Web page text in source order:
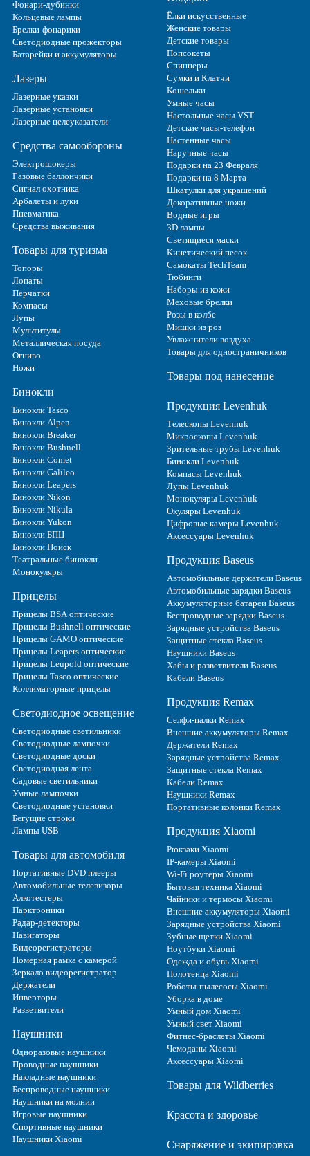
Фонари-дубинки
Кольцевые лампы
Брелки-фонарики
Светодиодные прожекторы
Батарейки и аккумуляторы
Лазеры
Лазерные указки
Лазерные установки
Лазерные целеуказатели
Средства самообороны
Электрошокеры
Газовые баллончики
Сигнал охотника
Арбалеты и луки
Пневматика
Средства выживания
Товары для туризма
Топоры
Лопаты
Перчатки
Компасы
Лупы
Мультитулы
Металлическая посуда
Огниво
Ножи
Бинокли
Бинокли Tasco
Бинокли Alpen
Бинокли Breaker
Бинокли Bushnell
Бинокли Comet
Бинокли Galileo
Бинокли Leapers
Бинокли Nikon
Бинокли Nikula
Бинокли Yukon
Бинокли БПЦ
Бинокли Поиск
Театральные бинокли
Монокуляры
Прицелы
Прицелы BSA оптические
Прицелы Bushnell оптические
Прицелы GAMO оптические
Прицелы Leapers оптические
Прицелы Leupold оптические
Прицелы Tasco оптические
Коллиматорные прицелы
Светодиодное освещение
Светодиодные светильники
Светодиодные лампочки
Светодиодные доски
Светодиодная лента
Садовые светильники
Умные лампочки
Светодиодные установки
Бегущие строки
Лампы USB
Товары для автомобиля
Портативные DVD плееры
Автомобильные телевизоры
Алкотестеры
Парктроники
Радар-детекторы
Навигаторы
Видеорегистраторы
Номерная рамка с камерой
Зеркало видеорегистратор
Держатели
Инверторы
Разветвители
Наушники
Одноразовые наушники
Проводные наушники
Накладные наушники
Беспроводные наушники
Наушники на молнии
Игровые наушники
Спортивные наушники
Наушники Xiaomi
Ёлки искусственные
Женские товары
Детские товары
Попсокеты
Спиннеры
Сумки и Клатчи
Кошельки
Умные часы
Настольные часы VST
Детские часы-телефон
Настенные часы
Наручные часы
Подарки на 23 Февраля
Подарки на 8 Марта
Шкатулки для украшений
Декоративные ножи
Водные игры
3D лампы
Светящиеся маски
Кинетический песок
Самокаты TechTeam
Тюбинги
Наборы из кожи
Меховые брелки
Розы в колбе
Мишки из роз
Увлажнители воздуха
Товары для одностраничников
Товары под нанесение
Продукция Levenhuk
Телескопы Levenhuk
Микроскопы Levenhuk
Зрительные трубы Levenhuk
Бинокли Levenhuk
Компасы Levenhuk
Лупы Levenhuk
Монокуляры Levenhuk
Окуляры Levenhuk
Цифровые камеры Levenhuk
Аксессуары Levenhuk
Продукция Baseus
Автомобильные держатели Baseus
Автомобильные зарядки Baseus
Аккумуляторные батареи Baseus
Беспроводные зарядки Baseus
Зарядные устройства Baseus
Защитные стекла Baseus
Наушники Baseus
Хабы и разветвители Baseus
Кабели Baseus
Продукция Remax
Селфи-палки Remax
Внешние аккумуляторы Remax
Держатели Remax
Зарядные устройства Remax
Защитные стекла Remax
Кабели Remax
Наушники Remax
Портативные колонки Remax
Продукция Xiaomi
Рюкзаки Xiaomi
IP-камеры Xiaomi
Wi-Fi роутеры Xiaomi
Бытовая техника Xiaomi
Чайники и термосы Xiaomi
Внешние аккумуляторы Xiaomi
Зарядные устройства Xiaomi
Зубные щетки Xiaomi
Ноутбуки Xiaomi
Одежда и обувь Xiaomi
Полотенца Xiaomi
Роботы-пылесосы Xiaomi
Уборка в доме
Умный дом Xiaomi
Умный свет Xiaomi
Фитнес-браслеты Xiaomi
Чемоданы Xiaomi
Аксессуары Xiaomi
Товары для Wildberries
Красота и здоровье
Снаряжение и экипировка